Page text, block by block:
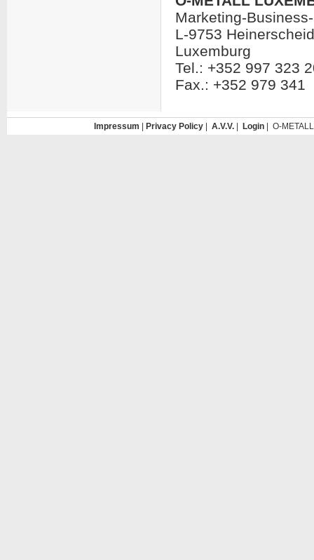
Marketing-
L-9753 Heinerscheid
Luxemburg
Tel.: +352 997 323
Fax.: +352 979 341
Impressum Privacy Policy A.V.V. Login | O-